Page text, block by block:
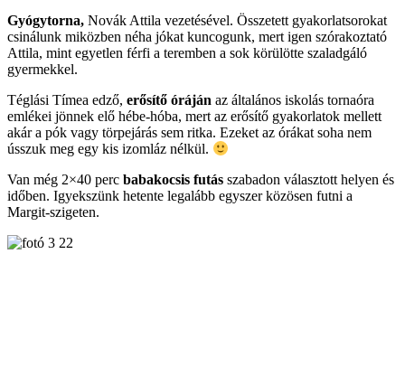
Gyógytorna, Novák Attila vezetésével. Összetett gyakorlatsorokat
csinálunk miközben néha jókat kuncogunk, mert igen szórakoztató
Attila, mint egyetlen férfi a teremben a sok körülötte szaladgáló
gyermekkel.
Téglási Tímea edző, erősítő óráján az általános iskolás tornaóra
emlékei jönnek elő hébe-hóba, mert az erősítő gyakorlatok mellett
akár a pók vagy törpejárás sem ritka. Ezeket az órákat soha nem
ússzuk meg egy kis izomláz nélkül.
Van még 2×40 perc babakocsis futás szabadon választott helyen és
időben. Igyekszünk hetente legalább egyszer közösen futni a
Margit-szigeten.